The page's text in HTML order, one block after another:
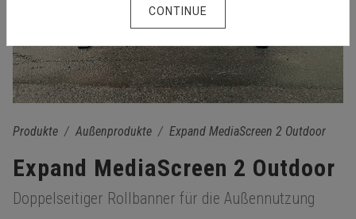
Produkte Außenprodukte Expand MediaScreen 2 Outdoor
Expand MediaScreen 2 Outdoor
Doppelseitiger Rollbanner für die Außennutzung
CONTINUE